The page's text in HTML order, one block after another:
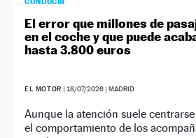
El error que millones de
en el coche y que puede
hasta 3.800 euros
EL MOTOR | 18/07/2026| MADRID
Aunque la atención suele
el comportamiento de los